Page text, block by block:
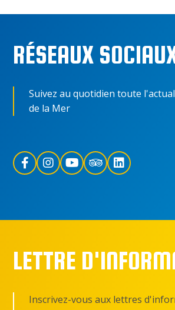
RÉSEAUX
Suivez au quotidien toute
de la Mer
LETTRE
Inscrivez-vous aux lettres